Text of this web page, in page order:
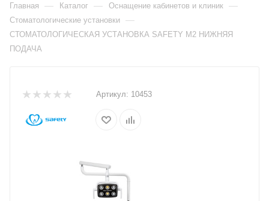
Главная — Каталог — Оснащение кабинетов и клиник —
Стоматологические установки —
СТОМАТОЛОГИЧЕСКАЯ УСТАНОВКА SAFETY M2 НИЖНЯЯ
ПОДАЧА
Артикул: 10453